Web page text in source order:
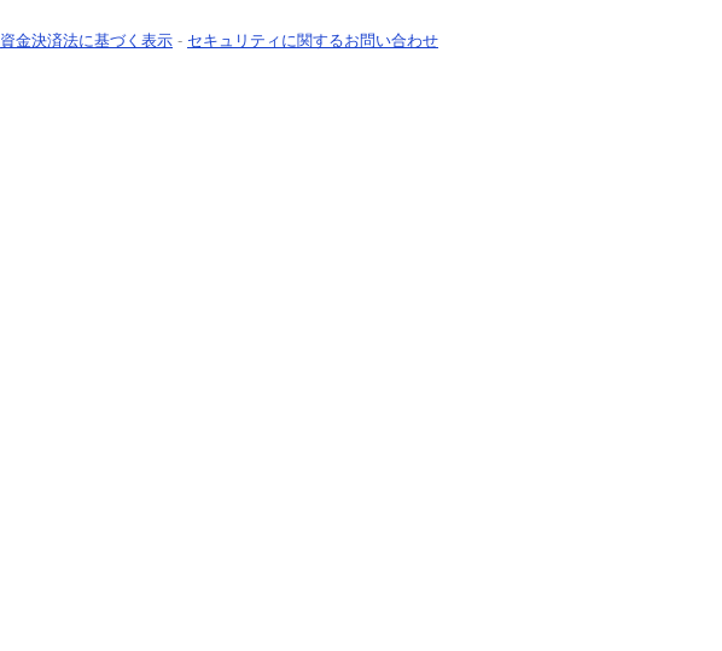
資金決済法に基づく表示 - セキュリティに関するお問い合わせ